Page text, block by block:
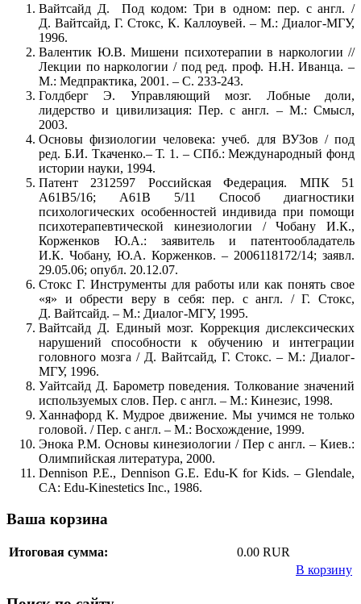
Вайтсайд Д. Под кодом: Три в одном: пер. с англ. /
Д. Вайтсайд, Г. Стокс, К. Каллоувей. – М.: Диалог-МГУ,
1996.
Валентик Ю.В. Мишени психотерапии в наркологии //
Лекции по наркологии / под ред. проф. Н.Н. Иванца. –
М.: Медпрактика, 2001. – С. 233-243.
Голдберг Э. Управляющий мозг. Лобные доли,
лидерство и цивилизация: Пер. с англ. – М.: Смысл,
2003.
Основы физиологии человека: учеб. для ВУЗов / под
ред. Б.И. Ткаченко.– Т. 1. – СПб.: Международный фонд
истории науки, 1994.
Патент 2312597 Российская Федерация. МПК 51
А61В5/16; А61В 5/11 Способ диагностики
психологических особенностей индивида при помощи
психотерапевтической кинезиологии / Чобану И.К.,
Корженков Ю.А.: заявитель и патентообладатель
И.К. Чобану, Ю.А. Корженков. – 2006118172/14; заявл.
29.05.06; опубл. 20.12.07.
Стокс Г. Инструменты для работы или как понять свое
«я» и обрести веру в себя: пер. с англ. / Г. Стокс,
Д. Вайтсайд. – М.: Диалог-МГУ, 1995.
Вайтсайд Д. Единый мозг. Коррекция дислексических
нарушений способности к обучению и интеграции
головного мозга / Д. Вайтсайд, Г. Стокс. – М.: Диалог-
МГУ, 1996.
Уайтсайд Д. Барометр поведения. Толкование значений
используемых слов. Пер. с англ. – М.: Кинезис, 1998.
Ханнафорд К. Мудрое движение. Мы учимся не только
головой. / Пер. с англ. – М.: Восхождение, 1999.
Энока Р.М. Основы кинезиологии / Пер с англ. – Киев.:
Олимпийская литература, 2000.
Dennison P.E., Dennison G.E. Edu-K for Kids. – Glendale,
CA: Edu-Kinestetics Inc., 1986.
Ваша корзина
Итоговая сумма:
0.00 RUR
В корзину